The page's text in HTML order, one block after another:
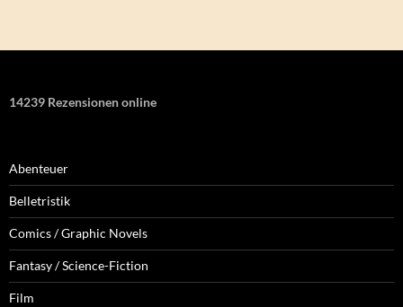
14239 Rezensionen online
Abenteuer
Belletristik
Comics / Graphic Novels
Fantasy / Science-Fiction
Film